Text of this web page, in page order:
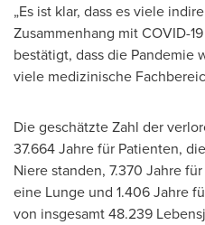
„Es ist klar, dass es viele
Zusammenhang mit COVID-
bestätigt, dass die Pandemie
viele medizinische
Die geschätzte Zahl der
37.664 Jahre für Patienten,
Niere standen, 7.370 Jahre
eine Lunge und 1.406 Jahre
von insgesamt 48.239